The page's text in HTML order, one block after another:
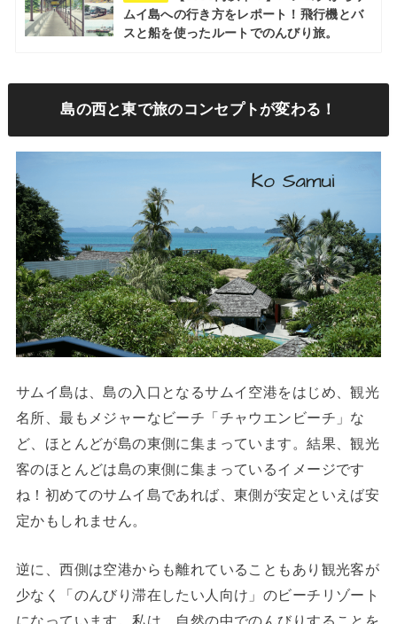
ムイ島への行き方をレポート！飛行機とバ
スと船を使ったルートでのんびり旅。
島の西と東で旅のコンセプトが変わる！
サムイ島は、島の入口となるサムイ空港をはじめ、観光
名所、最もメジャーなビーチ「チャウエンビーチ」な
ど、ほとんどが島の東側に集まっています。結果、観光
客のほとんどは島の東側に集まっているイメージです
ね！初めてのサムイ島であれば、東側が安定といえば安
定かもしれません。
逆に、西側は空港からも離れていることもあり観光客が
少なく「のんびり滞在したい人向け」のビーチリゾート
になっています。私は、自然の中でのんびりすることを